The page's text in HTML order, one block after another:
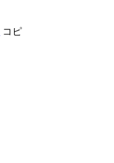
コピ